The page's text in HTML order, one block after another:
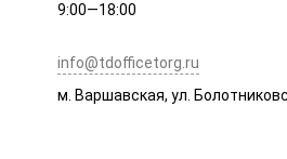
9:00—18:00
info@tdofficetorg.ru
м. Варшавская, ул.